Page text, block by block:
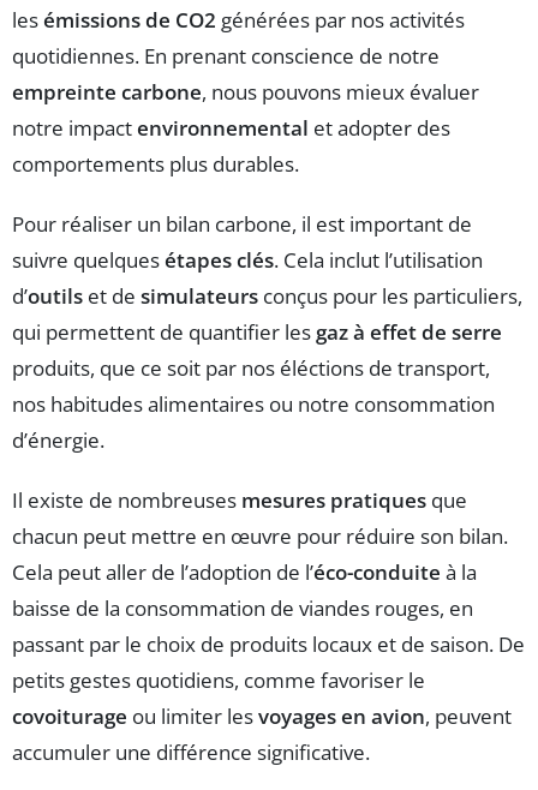
lesémissions de CO2 générées par nos activités
quotidiennes. En prenant conscience de notre
empreinte carbone, nous pouvons mieux évaluer
notre impactenvironnemental et adopter des
comportements plus durables.
Pour réaliser un bilan carbone, il est important de
suivre quelquesétapes clés. Cela inclut l’utilisation
d’outils et de simulateurs conçus pour les particuliers,
qui permettent de quantifier les gaz à effet de serre
produits, que ce soit par nos éléctions de transport,
nos habitudes alimentaires ou notre consommation
d’énergie.
Il existe de nombreuses mesures pratiques que
chacun peut mettre en œuvre pour réduire son bilan.
Cela peut aller de l’adoption de l’éco-conduite à la
baisse de la consommation de viandes rouges, en
passant par le choix de produits locaux et de saison. De
petits gestes quotidiens, comme favoriser le
covoiturage ou limiter lesvoyages en avion, peuvent
accumuler une différence significative.